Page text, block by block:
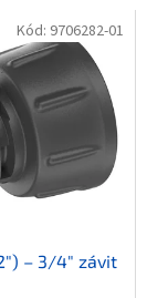
– 3/4" závit
Kód: 9706282-01